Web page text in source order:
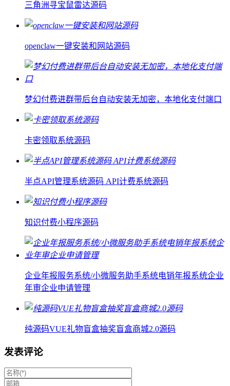
三角洲寻宝鼠雷达源码
openclaw一键安装和网站源码
梦幻付费进群带后台自动安装无加密，本地化支付端口
卡密领取系统源码
半点API管理系统源码 API计费系统源码
知识付费小程序源码
企业年报服务系统/小微服务助手系统电销年报系统企业
年审企业申请管理
纯源码VUE礼物盲盒抽奖盲盒商城2.0源码
发表评论